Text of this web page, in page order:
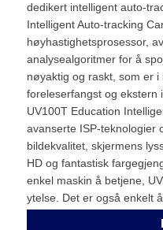
dedikert intelligent auto-
Intelligent Auto-tracking
høyhastighetsprosessor,
analysealgoritmer for å
nøyaktig og raskt, som er
foreleserfangst og ekstern
UV100T Education
avanserte ISP-teknologier
bildekvalitet, skjermens
HD og fantastisk
enkel maskin å betjene,
ytelse. Det er også enkelt